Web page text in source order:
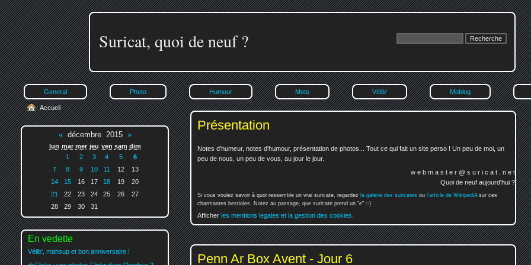
Suricat, quoi de neuf ?
General Photo Humour Moto Vélib' Moblog
Présentation
Notes d'humeur, notes d'humour, présentation de photos... Tout ce qui fait un site perso ! Un peu de moi, un
peu de nous, un peu de vous, au jour le jour.
w e b m a s t e r @ s u r i c a t . n e t
Quoi de neuf aujourd'hui ?
Si vous voulez savoir à quoi ressemble un vrai suricate, regardez la galerie des suricates ou l'article de WikipediAsur ces
charmantes bestioles. Notez au passage, que suricate prend un "e" :-)
Afficher les mentions legales et la gestion des cookies
Penn Ar Box Avent - Jour 6
Accueil
«décembre 2015 »
lun mar mer jeu ven sam dim
1
2 3 4 5
6
7
8 9 10 11 12
13
14
15 16 17 18 19
20
21
22 23 24 25 26
27
28
29 30 31
En vedette
Vélib', mahsup et bon anniversaire !